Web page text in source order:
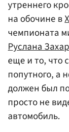
утреннего
на обочине в
чемпионата
Руслана
еще и то, что
попутного, а
должен был
просто не
автомобиль.